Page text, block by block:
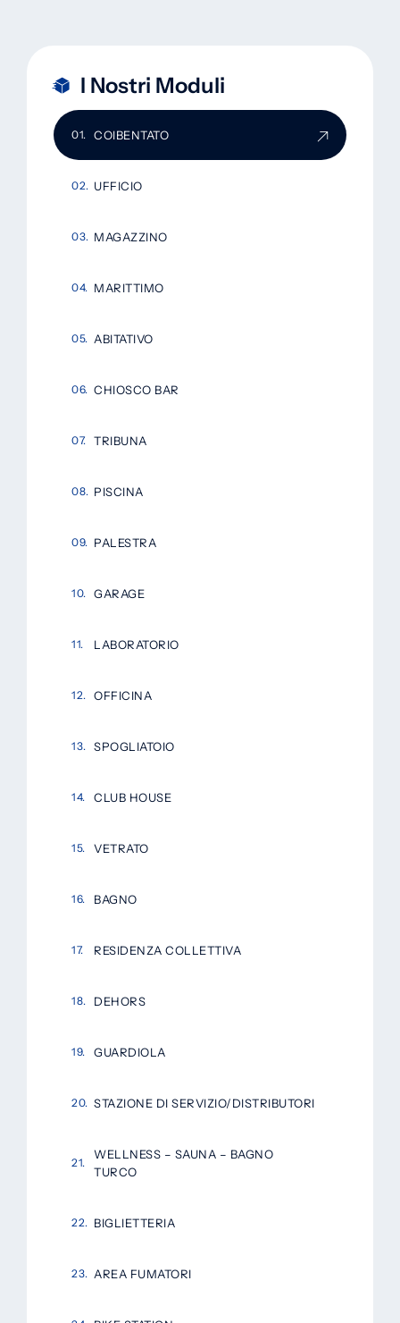
I Nostri Moduli
COIBENTATO
UFFICIO
MAGAZZINO
MARITTIMO
ABITATIVO
CHIOSCO BAR
TRIBUNA
PISCINA
PALESTRA
GARAGE
LABORATORIO
OFFICINA
SPOGLIATOIO
CLUB HOUSE
VETRATO
BAGNO
RESIDENZA COLLETTIVA
DEHORS
GUARDIOLA
STAZIONE DI SERVIZIO/DISTRIBUTORI
WELLNESS – SAUNA – BAGNO
TURCO
BIGLIETTERIA
AREA FUMATORI